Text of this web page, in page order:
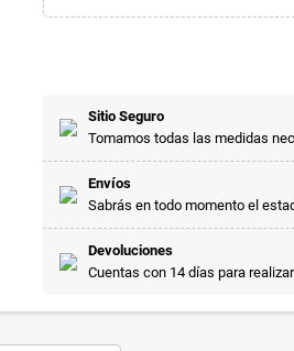
Sitio Seguro
Tomamos todas las medidas
Envíos
Sabrás en todo momento el
Devoluciones
Cuentas con 14 días para